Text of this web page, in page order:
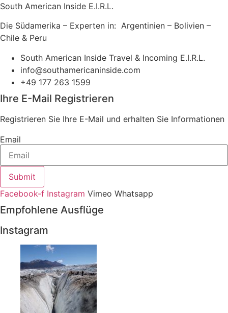
South American Inside E.I.R.L.
Die Südamerika – Experten in: Argentinien – Bolivien –
Chile & Peru
South American Inside Travel & Incoming E.I.R.L.
info@southamericaninside.com
+49 177 263 1599
Ihre E-Mail Registrieren
Registrieren Sie Ihre E-Mail und erhalten Sie Informationen
Email
Submit
Facebook-f Instagram Vimeo Whatsapp
Empfohlene Ausflüge
Instagram